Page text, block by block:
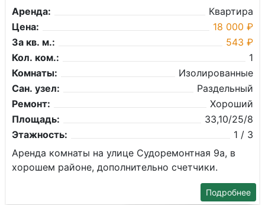
Аренда:
Квартира
Цена:
18 000 ₽
За кв. м.:
543 ₽
Кол. ком.:
1
Комнаты:
Изолированные
Сан. узел:
Раздельный
Ремонт:
Хороший
Площадь:
33,10/25/8
Этажность:
1 / 3
Аренда комнаты на улице Судоремонтная 9а, в
хорошем районе, дополнительно счетчики.
Подробнее